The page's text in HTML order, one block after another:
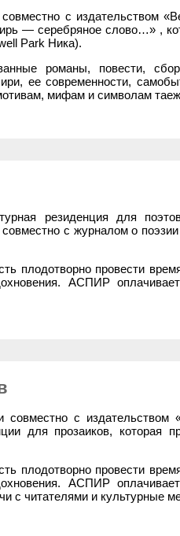
с издательством
— серебряное слово…» ,
Park Ника).
романы, повести,
ее современности,
мифам и символам
резиденция для поэтов,
с журналом о
плодотворно провести
АСПИР
с издательством
для прозаиков, которая
плодотворно провести
АСПИР
с читателями и культурные